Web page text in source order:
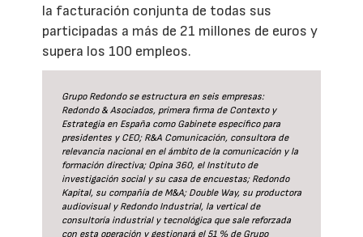
la facturación conjunta de todas sus
participadas a más de 21 millones de euros y
supera los 100 empleos.
Grupo Redondo se estructura en seis empresas:
Redondo & Asociados, primera firma de Contexto y
Estrategia en España como Gabinete específico para
presidentes y CEO; R&A Comunicación, consultora de
relevancia nacional en el ámbito de la comunicación y la
formación directiva; Opina 360, el Instituto de
investigación social y su casa de encuestas; Redondo
Kapital, su compañía de M&A; Double Way, su productora
audiovisual y Redondo Industrial, la vertical de
consultoría industrial y tecnológica que sale reforzada
con esta operación y gestionará el 51 % de Grupo